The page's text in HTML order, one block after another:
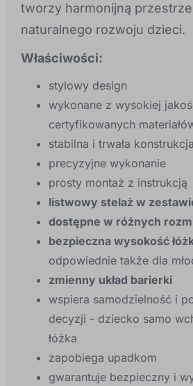
tworzy harmonijną
naturalnego rozwoju dzieci.
Właściwości:
stylowy design
wykonane z wysokiej
certyfikowanych
stabilna i trwała konstrukcja
precyzyjne wykonanie
prosty montaż z instrukcją
listwowy stelaż w
dostępne w różnych
bezpieczna wysokość
odpowiednie także dla
zmienny układ barierki
wspiera samodzielność i
decyzji - dziecko samo
łóżka
zapobiega upadkom
gwarantuje bezpieczny i